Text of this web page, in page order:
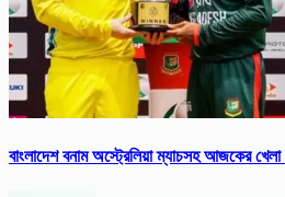
বাংলাদেশ বনাম অস্ট্রেলিয়া ম্যাচসহ আজকের